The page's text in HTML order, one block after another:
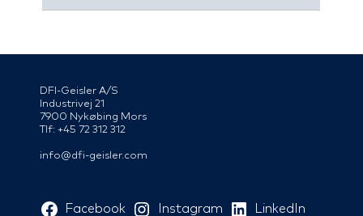
DFI-Geisler A/S
Industrivej 21
7900 Nykøbing Mors
Tlf: +45 72 312 312
info@dfi-geisler.com
Facebook Instagram LinkedIn